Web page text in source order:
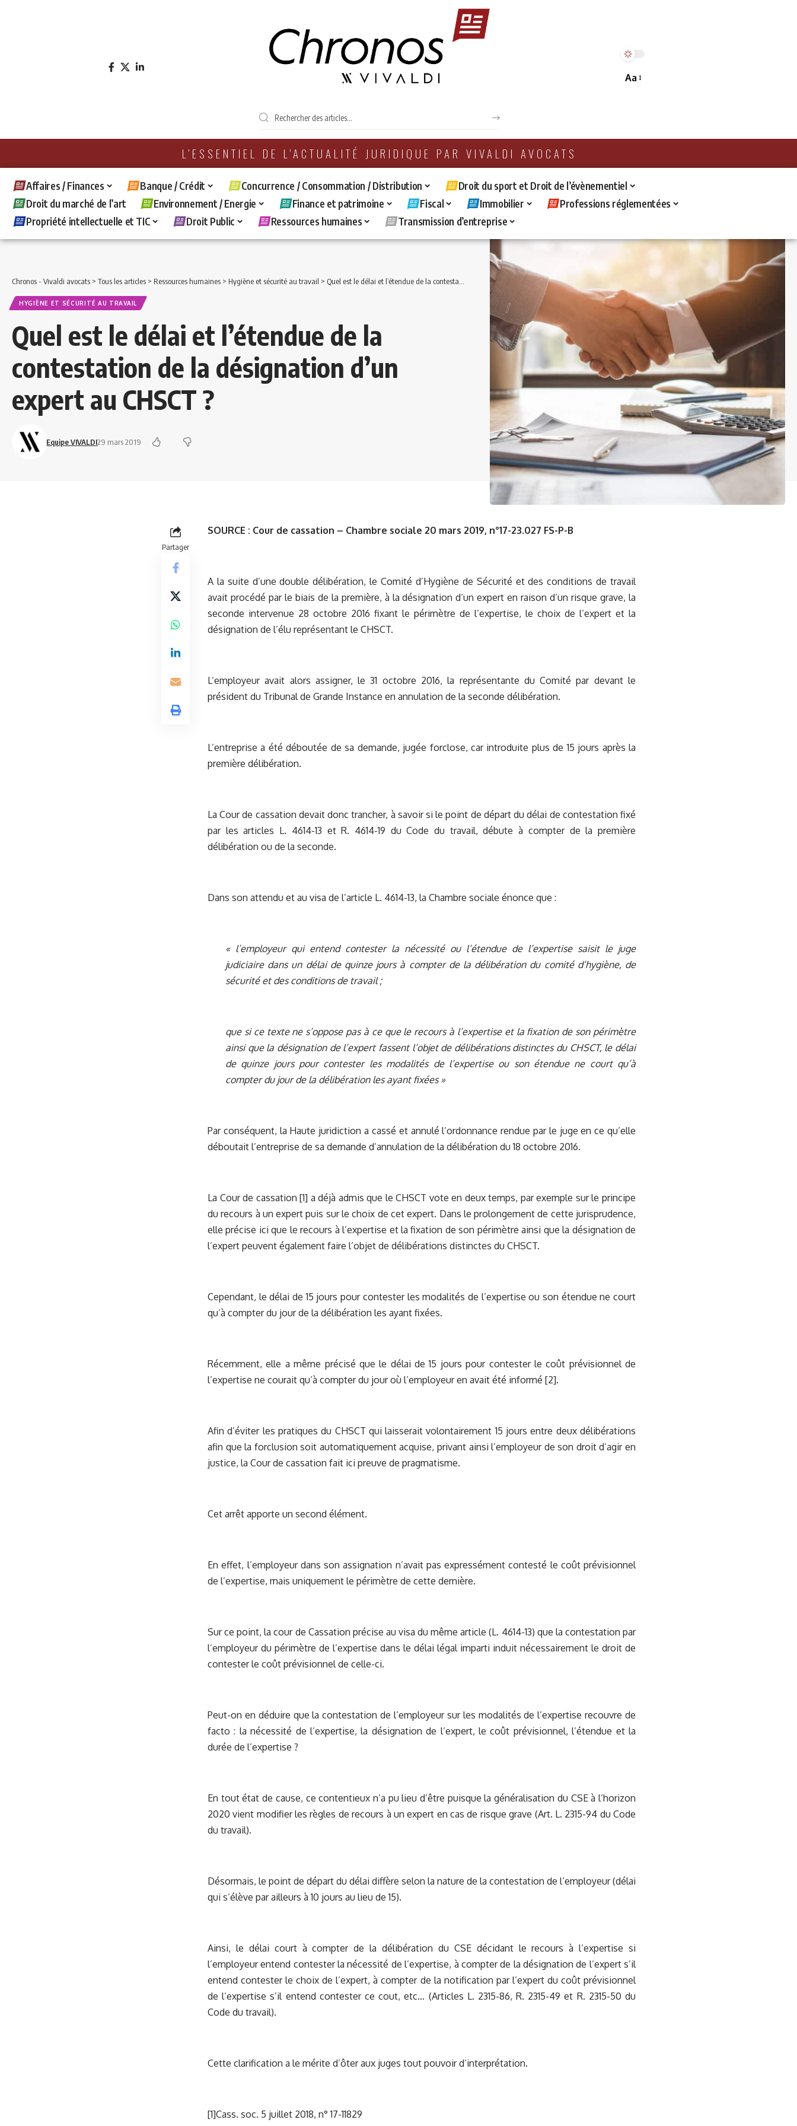
Aa
L'ESSENTIEL DE L'ACTUALITÉ JURIDIQUE PAR VIVALDI AVOCATS
Affaires / Finances Banque / Crédit Concurrence / Consommation / Distribution
Droit du sport et Droit de l’évènementiel
Droit du marché de l’art
Environnement / Energie Finance et patrimoine Fiscal Immobilier
Professions réglementées
Propriété intellectuelle et TIC
Droit Public Ressources humaines Transmission d’entreprise
Chronos - Vivaldi avocats > Tous les articles > Ressources humaines > Hygiène et sécurité au travail > Quel est le délai et l’étendue de la contestation de la désignation d’un expert au CHSCT ?
HYGIÈNE ET SÉCURITÉ AU TRAVAIL
Quel est le délai et l’étendue de la
contestation de la désignation d’un
expert au CHSCT ?
Equipe VIVALDI29 mars 2019
Partager
SOURCE : Cour de cassation – Chambre sociale 20 mars 2019, n°17-23.027 FS-P-B
A la suite d’une double délibération, le Comité d’Hygiène de Sécurité et des conditions de travail
avait procédé par le biais de la première, à la désignation d’un expert en raison d’un risque grave, la
seconde intervenue 28 octobre 2016 fixant le périmètre de l’expertise, le choix de l’expert et la
désignation de l’élu représentant le CHSCT.
L’employeur avait alors assigner, le 31 octobre 2016, la représentante du Comité par devant le
président du Tribunal de Grande Instance en annulation de la seconde délibération.
L’entreprise a été déboutée de sa demande, jugée forclose, car introduite plus de 15 jours après la
première délibération.
La Cour de cassation devait donc trancher, à savoir si le point de départ du délai de contestation fixé
par les articles L. 4614-13 et R. 4614-19 du Code du travail, débute à compter de la première
délibération ou de la seconde.
Dans son attendu et au visa de l’article L. 4614-13, la Chambre sociale énonce que :
« l’employeur qui entend contester la nécessité ou l’étendue de l’expertise saisit le juge
judiciaire dans un délai de quinze jours à compter de la délibération du comité d’hygiène, de
sécurité et des conditions de travail ;
que si ce texte ne s’oppose pas à ce que le recours à l’expertise et la fixation de son périmètre
ainsi que la désignation de l’expert fassent l’objet de délibérations distinctes du CHSCT, le délai
de quinze jours pour contester les modalités de l’expertise ou son étendue ne court qu’à
compter du jour de la délibération les ayant fixées »
Par conséquent, la Haute juridiction a cassé et annulé l’ordonnance rendue par le juge en ce qu’elle
déboutait l’entreprise de sa demande d’annulation de la délibération du 18 octobre 2016.
La Cour de cassation [1] a déjà admis que le CHSCT vote en deux temps, par exemple sur le principe
du recours à un expert puis sur le choix de cet expert. Dans le prolongement de cette jurisprudence,
elle précise ici que le recours à l’expertise et la fixation de son périmètre ainsi que la désignation de
l’expert peuvent également faire l’objet de délibérations distinctes du CHSCT.
Cependant, le délai de 15 jours pour contester les modalités de l’expertise ou son étendue ne court
qu’à compter du jour de la délibération les ayant fixées.
Récemment, elle a même précisé que le délai de 15 jours pour contester le coût prévisionnel de
l’expertise ne courait qu’à compter du jour où l’employeur en avait été informé [2].
Afin d’éviter les pratiques du CHSCT qui laisserait volontairement 15 jours entre deux délibérations
afin que la forclusion soit automatiquement acquise, privant ainsi l’employeur de son droit d’agir en
justice, la Cour de cassation fait ici preuve de pragmatisme.
Cet arrêt apporte un second élément.
En effet, l’employeur dans son assignation n’avait pas expressément contesté le coût prévisionnel
de l’expertise, mais uniquement le périmètre de cette dernière.
Sur ce point, la cour de Cassation précise au visa du même article (L. 4614-13) que la contestation par
l’employeur du périmètre de l’expertise dans le délai légal imparti induit nécessairement le droit de
contester le coût prévisionnel de celle-ci.
Peut-on en déduire que la contestation de l’employeur sur les modalités de l’expertise recouvre de
facto : la nécessité de l’expertise, la désignation de l’expert, le coût prévisionnel, l’étendue et la
durée de l’expertise ?
En tout état de cause, ce contentieux n’a pu lieu d’être puisque la généralisation du CSE à l’horizon
2020 vient modifier les règles de recours à un expert en cas de risque grave (Art. L. 2315-94 du Code
du travail).
Désormais, le point de départ du délai diffère selon la nature de la contestation de l’employeur (délai
qui s’élève par ailleurs à 10 jours au lieu de 15).
Ainsi, le délai court à compter de la délibération du CSE décidant le recours à l’expertise si
l’employeur entend contester la nécessité de l’expertise, à compter de la désignation de l’expert s’il
entend contester le choix de l’expert, à compter de la notification par l’expert du coût prévisionnel
de l’expertise s’il entend contester ce cout, etc… (Articles L. 2315-86, R. 2315-49 et R. 2315-50 du
Code du travail).
Cette clarification a le mérite d’ôter aux juges tout pouvoir d’interprétation.
[1]Cass. soc. 5 juillet 2018, n° 17-11829